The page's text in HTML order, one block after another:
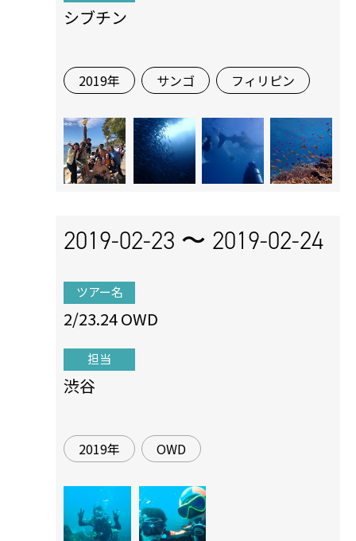
シブチン
2019年 サンゴ フィリピン
2019-02-23 〜 2019-02-24
ツアー名
2/23.24 OWD
担当
渋谷
2019年 OWD